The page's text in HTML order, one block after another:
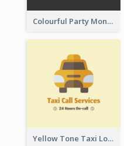
Colourful Party Monster Logo For Club
Yellow Tone Taxi Logo For Calling Services